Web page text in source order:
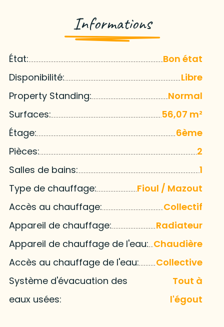
Informations
État:
Bon état
Disponibilité:
Libre
Property Standing:
Normal
Surfaces:
56,07 m²
Étage:
6ème
Pièces:
2
Salles de bains:
1
Type de chauffage:
Fioul / Mazout
Accès au chauffage:
Collectif
Appareil de chauffage:
Radiateur
Appareil de chauffage de l'eau: Chaudière
Accès au chauffage de l'eau:
Collective
Système d'évacuation des
eaux usées:
Tout à
l'égout